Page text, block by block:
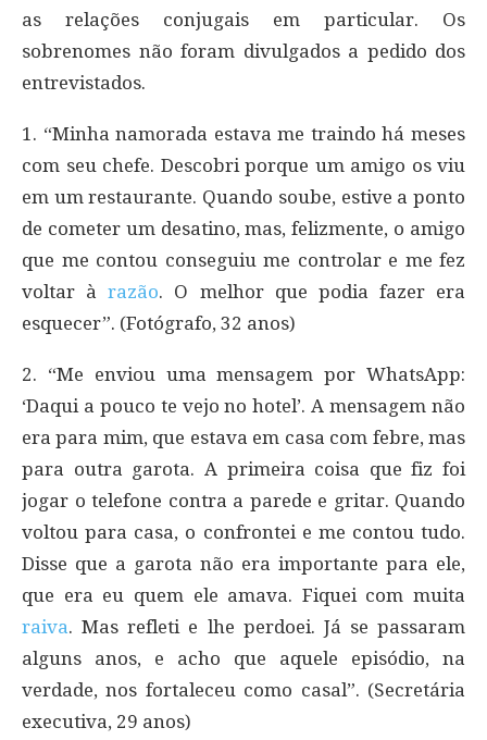
as relações conjugais em particular. Os
sobrenomes não foram divulgados a pedido dos
entrevistados.
1. “Minha namorada estava me traindo há meses
com seu chefe. Descobri porque um amigo os viu
em um restaurante. Quando soube, estive a ponto
de cometer um desatino, mas, felizmente, o amigo
que me contou conseguiu me controlar e me fez
voltar àrazão. O melhor que podia fazer era
esquecer”. (Fotógrafo, 32 anos)
2. “Me enviou uma mensagem por WhatsApp:
‘Daqui a pouco te vejo no hotel’. A mensagem não
era para mim, que estava em casa com febre, mas
para outra garota. A primeira coisa que fiz foi
jogar o telefone contra a parede e gritar. Quando
voltou para casa, o confrontei e me contou tudo.
Disse que a garota não era importante para ele,
que era eu quem ele amava. Fiquei com muita
raiva. Mas refleti e lhe perdoei. Já se passaram
alguns anos, e acho que aquele episódio, na
verdade, nos fortaleceu como casal”. (Secretária
executiva, 29 anos)